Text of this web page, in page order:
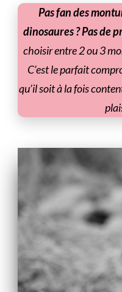
Pas fan des
dinosaures ?Pas de
choisir entre 2 ou 3
C’est le parfait
qu’il soit à la fois